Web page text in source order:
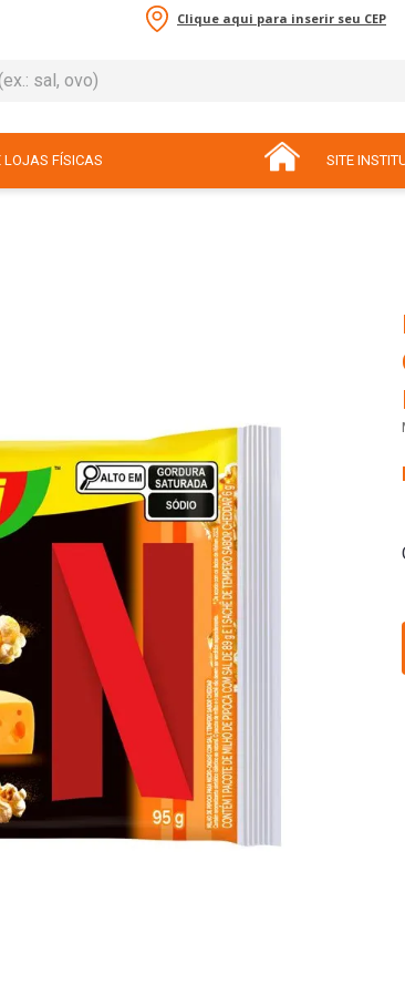
Clique aqui para inserir seu CEP
sal, ovo)
LOJAS FÍSICAS SITE